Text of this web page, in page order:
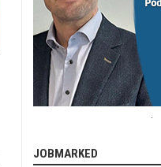
JOBMARKED